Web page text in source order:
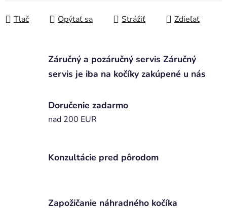
Tlač Opýtať sa Strážiť Zdieľať
Záručný a pozáručný servis Záručný
servis je iba na kočíky zakúpené u nás
Doručenie zadarmo
nad 200 EUR
Konzultácie pred pôrodom
Zapožičanie náhradného kočíka